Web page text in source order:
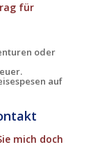
für
oder
auf
mich doch